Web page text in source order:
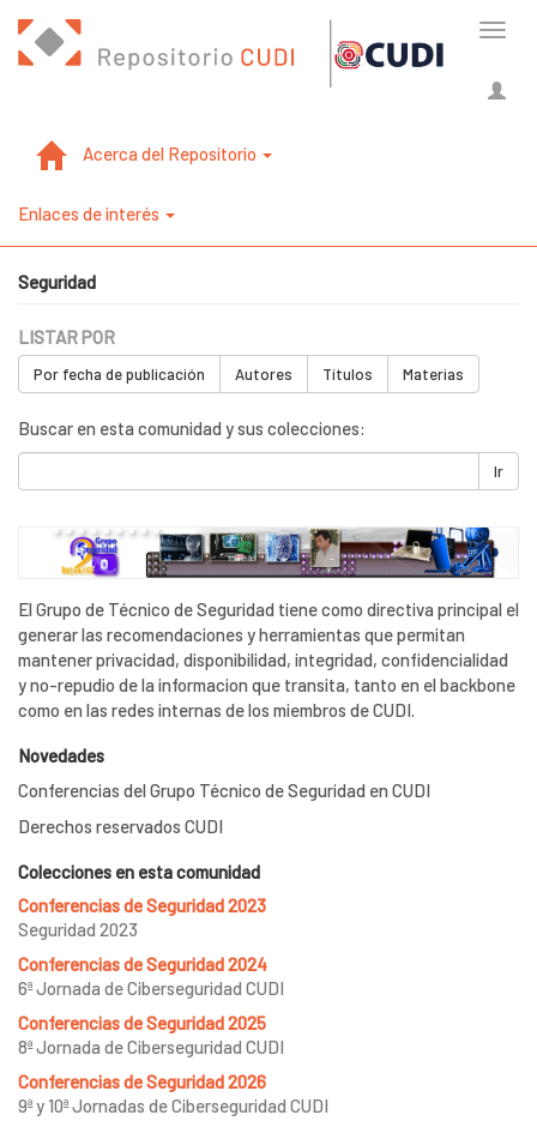
Acerca del Repositorio
Enlaces de interés
Seguridad
LISTAR POR
Por fecha de publicación Autores Títulos Materias
Buscar en esta comunidad y sus colecciones:
Ir
El Grupo de Técnico de Seguridad tiene como directiva principal el
generar las recomendaciones y herramientas que permitan
mantener privacidad, disponibilidad, integridad, confidencialidad
y no-repudio de la informacion que transita, tanto en el backbone
como en las redes internas de los miembros de CUDI.
Novedades
Conferencias del Grupo Técnico de Seguridad en CUDI
Derechos reservados CUDI
Colecciones en esta comunidad
Conferencias de Seguridad 2023
Seguridad 2023
Conferencias de Seguridad 2024
6ª Jornada de Ciberseguridad CUDI
Conferencias de Seguridad 2025
8ª Jornada de Ciberseguridad CUDI
Conferencias de Seguridad 2026
9ª y 10ª Jornadas de Ciberseguridad CUDI